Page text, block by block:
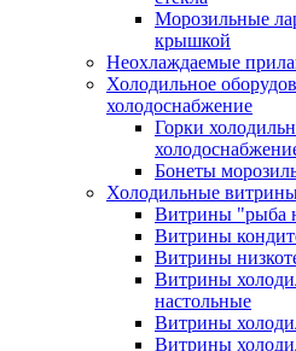
Морозильные
крышкой
Неохлаждаемые
Холодильное
холодоснабжение
Горки
Бонеты
Холодильные
Витрины "рыба
Витрины
Витрины
Витрины
настольные
Витрины
Витрины